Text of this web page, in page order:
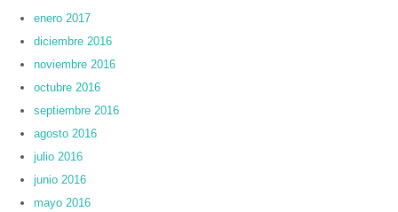
enero 2017
diciembre 2016
noviembre 2016
octubre 2016
septiembre 2016
agosto 2016
julio 2016
junio 2016
mayo 2016